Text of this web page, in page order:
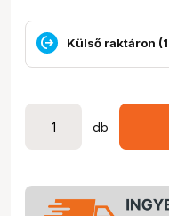
Külső raktáron
db